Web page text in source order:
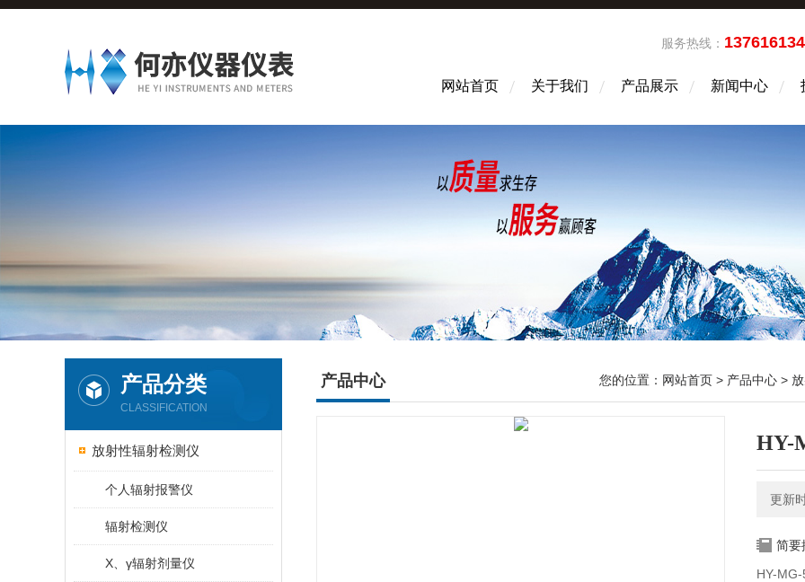
服务热线：
网站首页 关于我们 产品展示 新闻中心
产品分类
CLASSIFICATION
放射性辐射检测仪
个人辐射报警仪
辐射检测仪
X、γ辐射剂量仪
产品中心 您的位置： 网站首页 > 产品中心 >
HY-
更新
简要
HY-